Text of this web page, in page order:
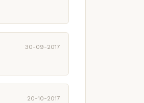
30-09-2017
20-10-2017